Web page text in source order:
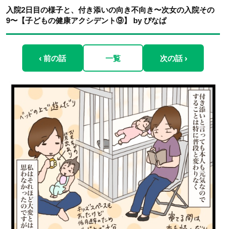
入院2日目の様子と、付き添いの向き不向き〜次女の入院その
9〜【子どもの健康アクシデント⑨】 by ぴなぱ
‹ 前の話 一覧 次の話 ›